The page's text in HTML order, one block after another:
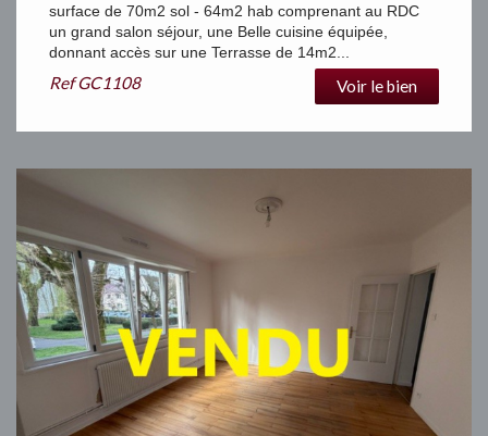
surface de 70m2 sol - 64m2 hab comprenant au RDC
un grand salon séjour, une Belle cuisine équipée,
donnant accès sur une Terrasse de 14m2...
RefGC1108 Voir le bien